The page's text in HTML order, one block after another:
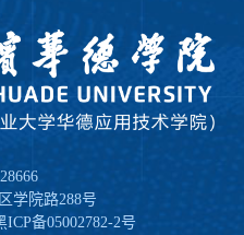
学院路288号
ICP备05002782-2号